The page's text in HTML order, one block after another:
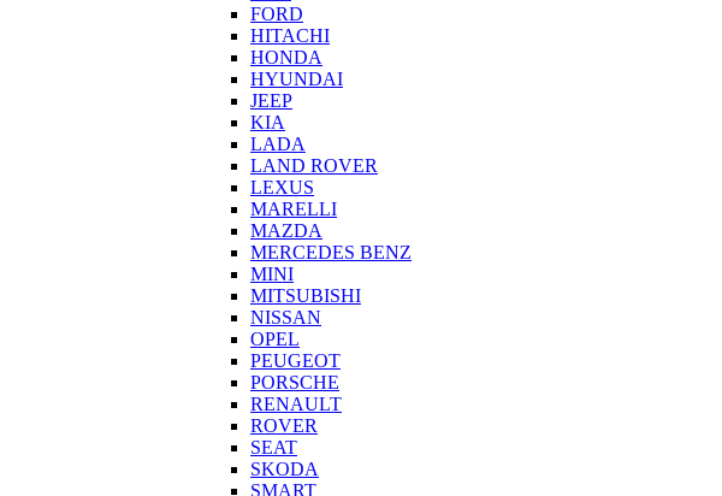
FORD
HITACHI
HONDA
HYUNDAI
JEEP
KIA
LADA
LAND ROVER
LEXUS
MARELLI
MAZDA
MERCEDES BENZ
MINI
MITSUBISHI
NISSAN
OPEL
PEUGEOT
PORSCHE
RENAULT
ROVER
SEAT
SKODA
SMART